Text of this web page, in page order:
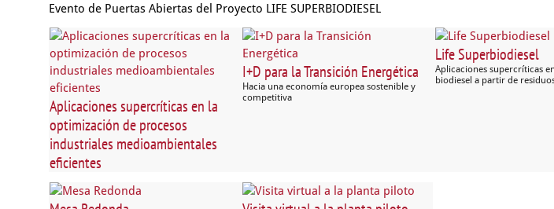
Evento de Puertas Abiertas del Proyecto LIFE SUPERBIODIESEL
Aplicaciones supercríticas en la
optimización de procesos
industriales medioambientales
eficientes
I+D para la Transición Energética
Hacia una economía europea sostenible y
competitiva
Life Superbiodiesel
Aplicaciones supercríticas
biodiesel a partir de